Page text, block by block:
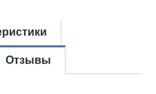
Отзывы